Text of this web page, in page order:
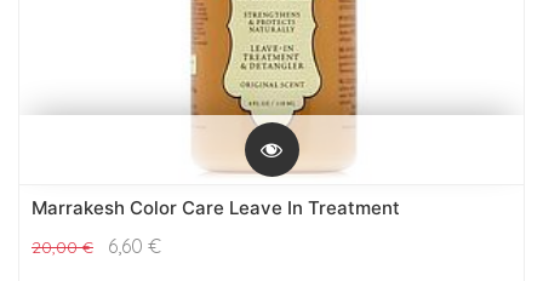
Marrakesh Color Care Leave In Treatment
20,00€ 6,60 €